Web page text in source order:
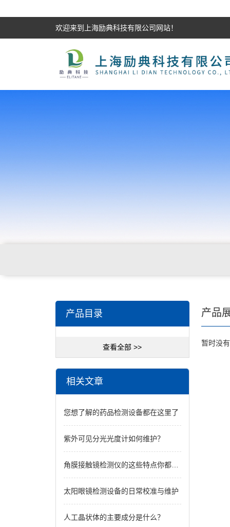
欢迎来到上海励典科技有限公司网站！
仪，角膜接触镜厚度测量仪，角膜接触镜折光仪，角
测试仪，人工晶状体疲劳试验仪等
产品目录
查看全部 >>
相关文章
您想了解的药品检测设备都在这里了
紫外可见分光光度计如何维护？
角膜接触镜检测仪的这些特点你都知道吗
太阳眼镜检测设备的日常校准与维护
人工晶状体的主要成分是什么？
产品
暂时没